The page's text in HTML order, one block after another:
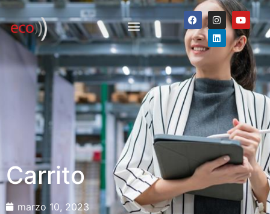
Carrito
marzo 10, 2023